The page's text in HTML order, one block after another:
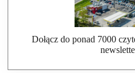
Dołącz do ponad 7000